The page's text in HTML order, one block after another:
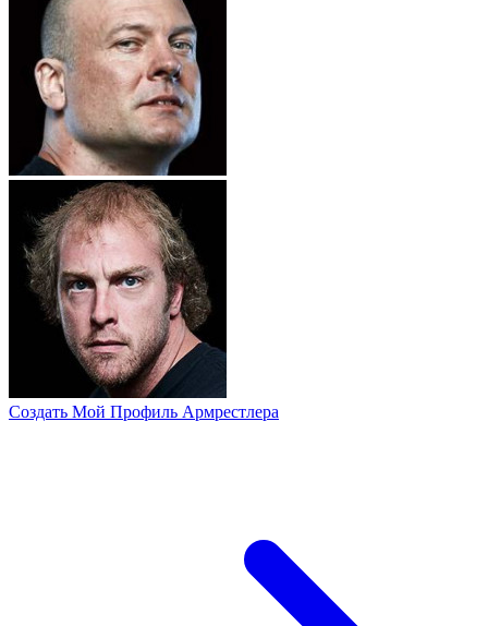
Создать Мой Профиль Армрестлера